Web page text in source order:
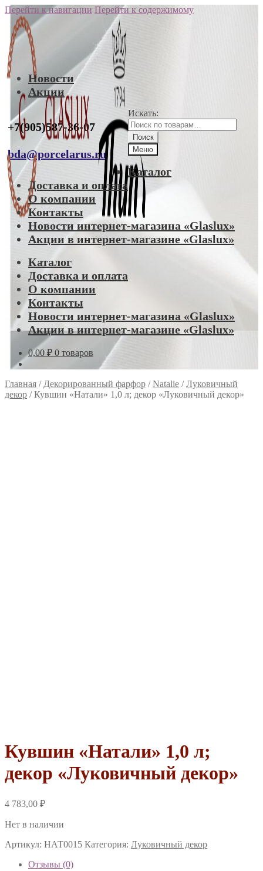
Перейти к навигации Перейти к содержимому
Новости
Акции
+7(905)587-36-07
bda@porcelarus.ru
Искать:
Поиск
Меню
Каталог
Доставка и оплата
О компании
Контакты
Новости интернет-магазина «Glaslux»
Акции в интернет-магазине «Glaslux»
Каталог
Доставка и оплата
О компании
Контакты
Новости интернет-магазина «Glaslux»
Акции в интернет-магазине «Glaslux»
0,00 ₽ 0 товаров
Главная / Декорированный фарфор /Natalie /Луковичный
декор /Кувшин «Натали» 1,0 л; декор «Луковичный декор»
Кувшин «Натали» 1,0 л;
декор «Луковичный декор»
4 783,00 ₽
Нет в наличии
Артикул: НАТ0015 Категория: Луковичный декор
Отзывы (0)